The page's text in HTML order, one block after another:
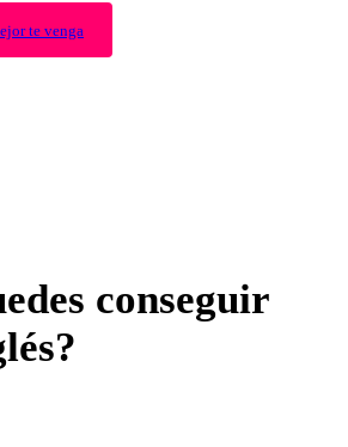
te venga
conseguir